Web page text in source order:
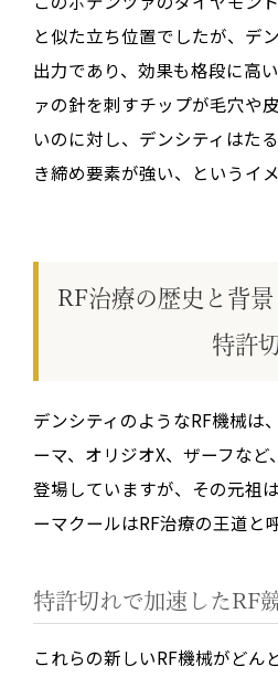
と似た立ち位置でしたが、 デ
出力であり、効果も格段に高
ァの針を刺すチップが毛穴や
いのに対し、デンシティはた
き締め要素が強い、というイメ
RF治療の歴史と背
特許
デンシティのようなRF機械は
ーマ、オリジオX、ザーフな
登場していますが、その元祖
ーマクールはRF治療の王道と
特許切れで加速したRF
これらの新しいRF機械がどん